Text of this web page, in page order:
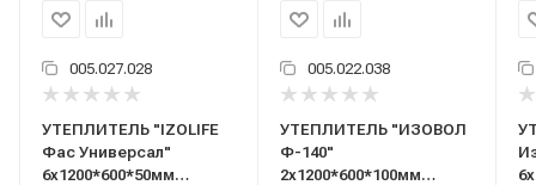
005.027.028
УТЕПЛИТЕЛЬ "IZOLIFE
Фас Универсал"
6х1200*600*50мм
005.022.038
УТЕПЛИТЕЛЬ "ИЗОВОЛ
Ф-140"
2х1200*600*100мм